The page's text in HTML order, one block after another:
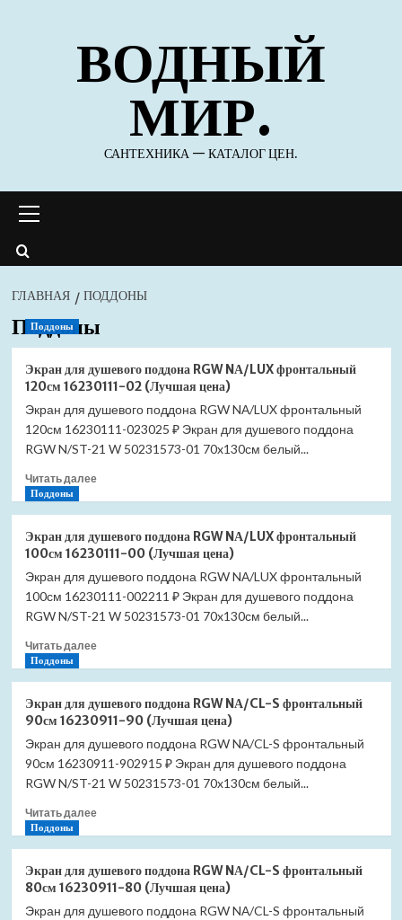
содержимомуВОДНЫЙ
МИР.
САНТЕХНИКА — КАТАЛОГ ЦЕН.
меню
ГЛАВНАЯ ПОДДОНЫ
Поддоны
Поддоны
Экран для душевого поддона RGW NА/LUX фронтальный
120см 16230111-02 (Лучшая цена)
Экран для душевого поддона RGW NА/LUX фронтальный
120см 16230111-023025 ₽ Экран для душевого поддона
RGW N/ST-21 W 50231573-01 70x130см белый...
Читать далееПрочитать
для
душевого
поддона
RGW
NА/LUX
120см
02
цена)
Поддоны
Экран для душевого поддона RGW NА/LUX фронтальный
100см 16230111-00 (Лучшая цена)
Экран для душевого поддона RGW NА/LUX фронтальный
100см 16230111-002211 ₽ Экран для душевого поддона
RGW N/ST-21 W 50231573-01 70x130см белый...
Читать далееПрочитать
для
душевого
поддона
RGW
NА/LUX
100см
00
цена)
Поддоны
Экран для душевого поддона RGW NА/CL-S фронтальный
90см 16230911-90 (Лучшая цена)
Экран для душевого поддона RGW NА/CL-S фронтальный
90см 16230911-902915 ₽ Экран для душевого поддона
RGW N/ST-21 W 50231573-01 70x130см белый...
Читать далееПрочитать
для
душевого
поддона
Поддоны
Экран для душевого поддона RGW NА/CL-S фронтальный
80см 16230911-80 (Лучшая цена)
Экран для душевого поддона RGW NА/CL-S фронтальный